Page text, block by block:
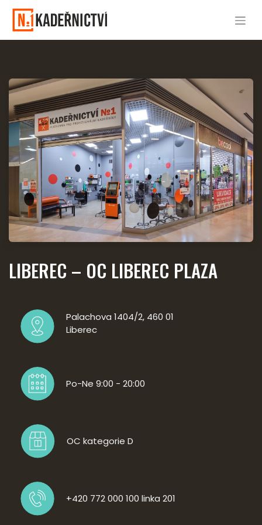
LIBEREC – OC LIBEREC PLAZA
Palachova 1404/2, 460 01
Liberec
Po-Ne 9:00 - 20:00
OC kategorie D
+420 772 000 100 linka 201